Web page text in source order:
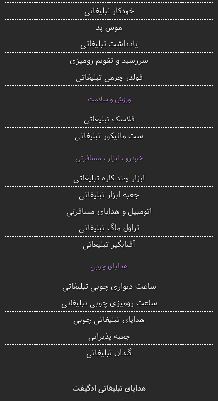
خودکار تبلیغاتی
موس پد
یادداشت تبلیغاتی
سررسید و تقویم رومیزی
فولدر چرمی تبلیغاتی
ورزش و سلامت
فلاسک تبلیغاتی
ست مانیکور تبلیغاتی
خودرو ، ابزار ، مسافرتی
ابزار چند کاره تبلیغاتی
جعبه ابزار تبلیغاتی
اتومبیل و هدایای مسافرتی
تراول ماگ تبلیغاتی
آفتابگیر تبلیغاتی
هدایای چوبی
ساعت دیواری چوبی تبلیغاتی
ساعت رومیزی چوبی تبلیغاتی
هدایای تبلیغاتی چوبی
جعبه پذیرایی
گلدان تبلیغاتی
هدایای تبلیغاتی ادگیفت